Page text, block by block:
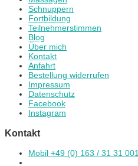
Schnuppern
Fortbildung
Teilnehmerstimmen
Blog
Über mich
Kontakt
Anfahrt
Bestellung widerrufen
Impressum
Datenschutz
Facebook
Instagram
Kontakt
Mobil +49 (0) 163 / 31 31 001